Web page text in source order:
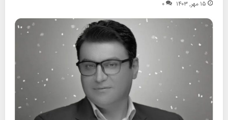
۱۵ مهر, ۱۴۰۳ ۰